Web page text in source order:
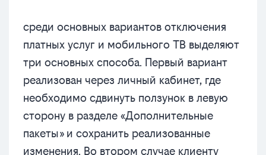
среди основных вариантов отключения
платных услуг и мобильного ТВ выделяют
три основных способа. Первый вариант
реализован через личный кабинет, где
необходимо сдвинуть ползунок в левую
сторону в разделе «Дополнительные
пакеты» и сохранить реализованные
изменения. Во втором случае клиенту